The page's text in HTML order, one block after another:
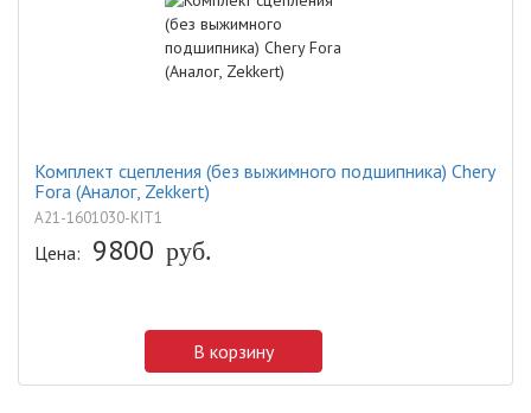
Комплект сцепления (без выжимного подшипника) Chery
Fora (Аналог, Zekkert)
A21-1601030-KIT1
Цена: 9800 руб.
В корзину